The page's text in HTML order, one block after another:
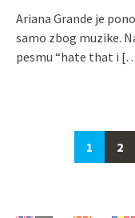
Ariana Grande je
samo zbog muzike.
pesmu “hate that i
1 2